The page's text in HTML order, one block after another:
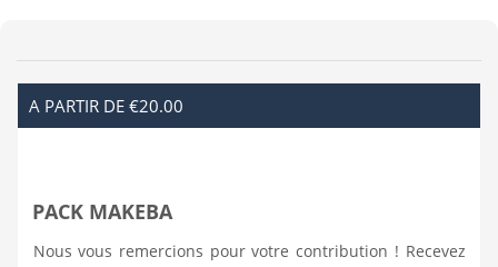
A PARTIR DE €20.00
PACK MAKEBA
Nous vous remercions pour votre contribution ! Recevez